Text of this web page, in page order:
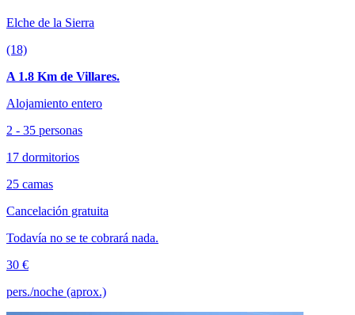
Elche de la Sierra
(18)
A 1.8 Km de Villares.
Alojamiento entero
2 - 35 personas
17 dormitorios
25 camas
Cancelación gratuita
Todavía no se te cobrará nada.
30 €
pers./noche (aprox.)